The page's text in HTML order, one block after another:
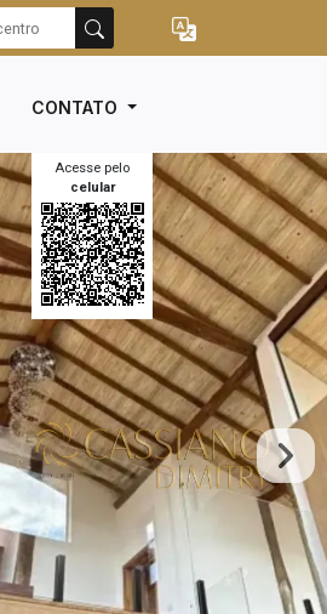
CONTATO
Acesse pelo
celular